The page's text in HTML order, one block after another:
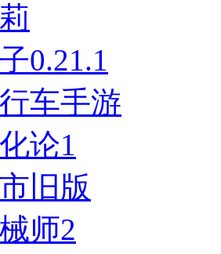
0.21.1
车手游
论1
旧版
师2